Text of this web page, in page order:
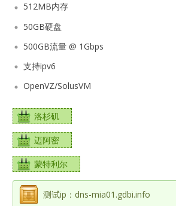
512MB内存
50GB硬盘
500GB流量 @ 1Gbps
支持ipv6
OpenVZ/SolusVM
洛杉矶
迈阿密
蒙特利尔
测试ip：dns-mia01.gdbi.info